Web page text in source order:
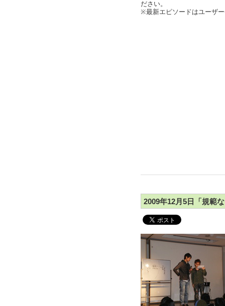
ださい。
※最新エピソードはユーザ
2009年12月5日「規範